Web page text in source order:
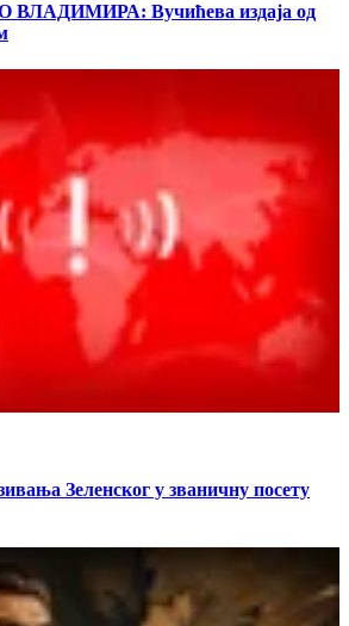
Вучићева издаја од
Зеленског у званичну посету